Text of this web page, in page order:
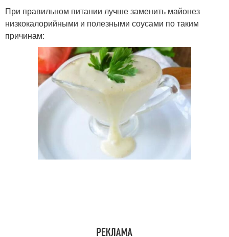
При правильном питании лучше заменить майонез
низкокалорийными и полезными соусами по таким
причинам: